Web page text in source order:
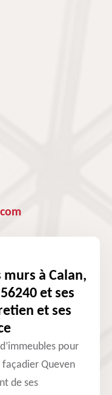
à Calan,
et ses
et ses
pour
Queven
de ses